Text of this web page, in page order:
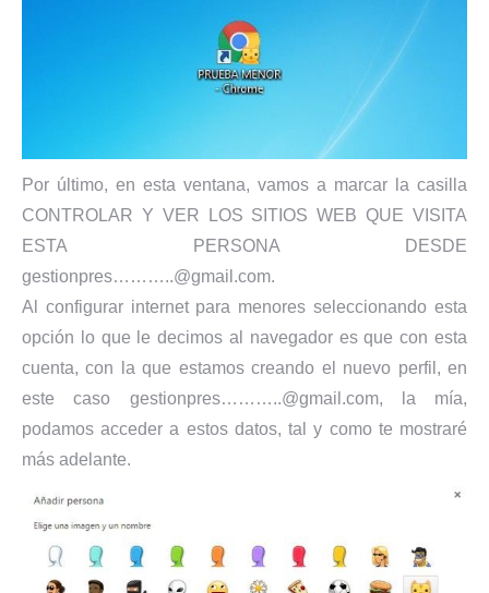
Por último, en esta ventana, vamos a marcar la casilla
CONTROLAR Y VER LOS SITIOS WEB QUE VISITA
ESTA PERSONA DESDE
gestionpres………..@gmail.com.
Al configurar internet para menores seleccionando esta
opción lo que le decimos al navegador es que con esta
cuenta, con la que estamos creando el nuevo perfil, en
este caso gestionpres………..@gmail.com, la mía,
podamos acceder a estos datos, tal y como te mostraré
más adelante.